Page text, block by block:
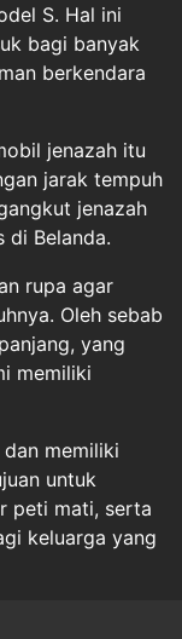
S. Hal ini
bagi banyak
berkendara
jenazah itu
jarak tempuh
jenazah
di Belanda.
rupa agar
Oleh sebab
yang
memiliki
memiliki
untuk
peti mati, serta
keluarga yang